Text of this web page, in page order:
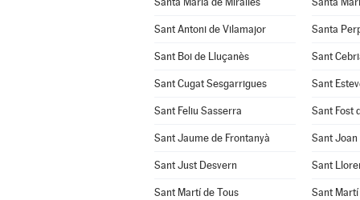
Sant Antoni de Vilamajor Santa
Sant Boi de Lluçanès Sant
Sant Cugat Sesgarrigues Sant
Sant Feliu Sasserra Sant Fost
Sant Jaume de Frontanyà Sant Joan
Sant Just Desvern Sant
Sant Martí de Tous Sant